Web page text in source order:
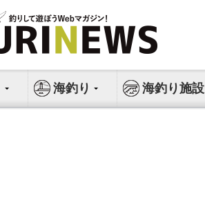
海釣り 海釣り施設